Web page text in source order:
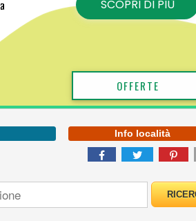
Info località
TRA LE CINQUE TERRE
E PORTOFINO,
DI PINI E ACACIE